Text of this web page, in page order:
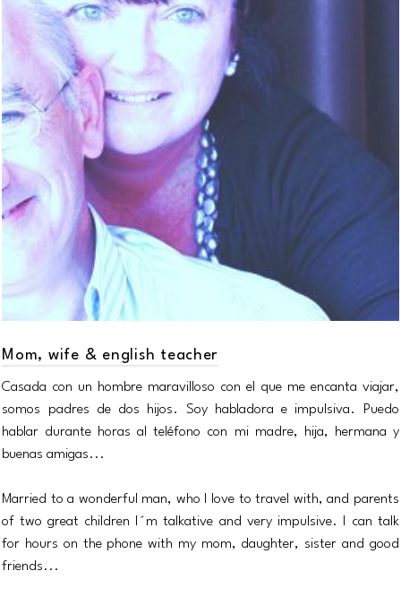
Mom, wife & english teacher
Casada con un hombre maravilloso con el que me encanta viajar,
somos padres de dos hijos. Soy habladora e impulsiva. Puedo
hablar durante horas al teléfono con mi madre, hija, hermana y
buenas amigas...
Married to a wonderful man, who I love to travel with, and parents
of two great children I´m talkative and very impulsive. I can talk
for hours on the phone with my mom, daughter, sister and good
friends...